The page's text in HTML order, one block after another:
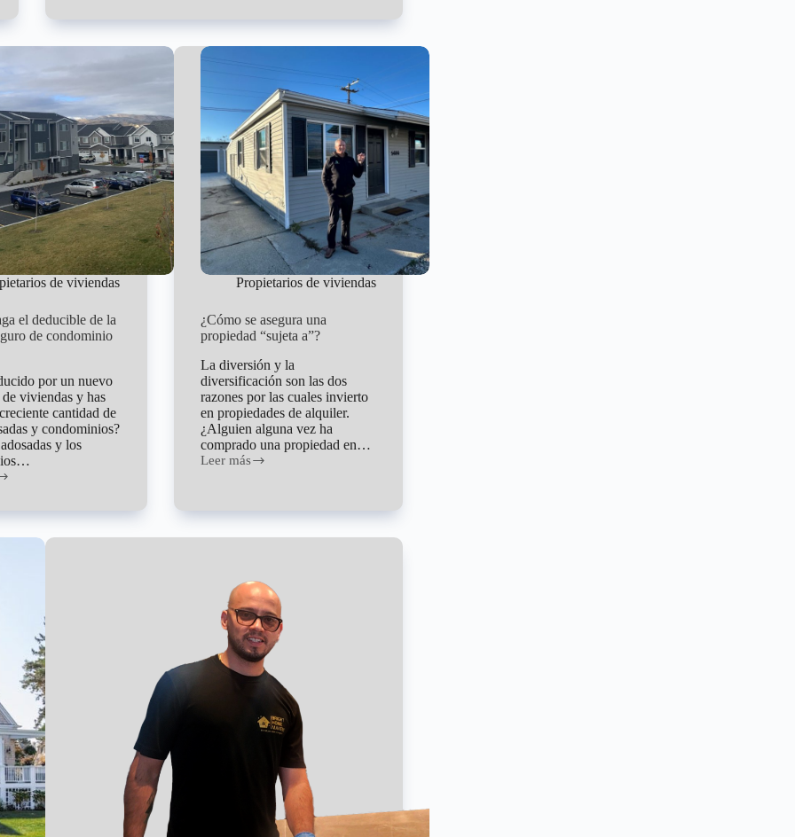
de viviendas
el deducible de la
de condominio
por un nuevo
viviendas y has
cantidad de
y condominios?
y los
Propietarios de viviendas
¿Cómo se asegura una
propiedad “sujeta a”?
La diversión y la
diversificación son las dos
razones por las cuales invierto
en propiedades de alquiler.
¿Alguien alguna vez ha
comprado una propiedad en…
Leer más
¿Cómo
“sujeta